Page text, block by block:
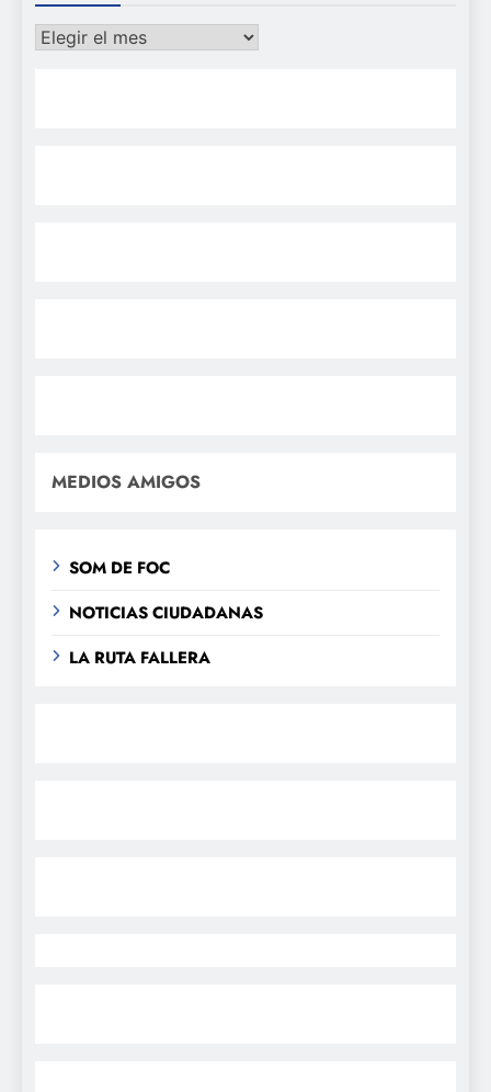
Archivos
MEDIOS AMIGOS
SOM DE FOC
NOTICIAS CIUDADANAS
LA RUTA FALLERA